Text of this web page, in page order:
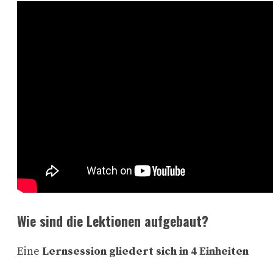
Wie sind die Lektionen aufgebaut?
Eine Lernsession gliedert sich in 4 Einheiten